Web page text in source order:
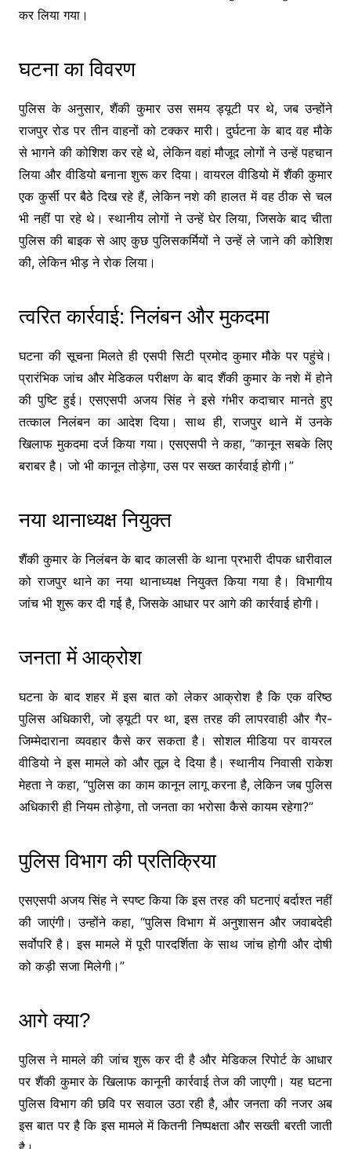
कर लिया गया।
घटना का विवरण
पुलिस के अनुसार, शैंकी कुमार उस समय ड्यूटी पर थे, जब उन्होंने
राजपुर रोड पर तीन वाहनों को टक्कर मारी। दुर्घटना के बाद वह मौके
से भागने की कोशिश कर रहे थे, लेकिन वहां मौजूद लोगों ने उन्हें पहचान
लिया और वीडियो बनाना शुरू कर दिया। वायरल वीडियो में शैंकी कुमार
एक कुर्सी पर बैठे दिख रहे हैं, लेकिन नशे की हालत में वह ठीक से चल
भी नहीं पा रहे थे। स्थानीय लोगों ने उन्हें घेर लिया, जिसके बाद चीता
पुलिस की बाइक से आए कुछ पुलिसकर्मियों ने उन्हें ले जाने की कोशिश
की, लेकिन भीड़ ने रोक लिया।
त्वरित कार्रवाई: निलंबन और मुकदमा
घटना की सूचना मिलते ही एसपी सिटी प्रमोद कुमार मौके पर पहुंचे।
प्रारंभिक जांच और मेडिकल परीक्षण के बाद शैंकी कुमार के नशे में होने
की पुष्टि हुई। एसएसपी अजय सिंह ने इसे गंभीर कदाचार मानते हुए
तत्काल निलंबन का आदेश दिया। साथ ही, राजपुर थाने में उनके
खिलाफ मुकदमा दर्ज किया गया। एसएसपी ने कहा, “कानून सबके लिए
बराबर है। जो भी कानून तोड़ेगा, उस पर सख्त कार्रवाई होगी।”
नया थानाध्यक्ष नियुक्त
शैंकी कुमार के निलंबन के बाद कालसी के थाना प्रभारी दीपक धारीवाल
को राजपुर थाने का नया थानाध्यक्ष नियुक्त किया गया है। विभागीय
जांच भी शुरू कर दी गई है, जिसके आधार पर आगे की कार्रवाई होगी।
जनता में आक्रोश
घटना के बाद शहर में इस बात को लेकर आक्रोश है कि एक वरिष्ठ
पुलिस अधिकारी, जो ड्यूटी पर था, इस तरह की लापरवाही और गैर-
जिम्मेदाराना व्यवहार कैसे कर सकता है। सोशल मीडिया पर वायरल
वीडियो ने इस मामले को और तूल दे दिया है। स्थानीय निवासी राकेश
मेहता ने कहा, “पुलिस का काम कानून लागू करना है, लेकिन जब पुलिस
अधिकारी ही नियम तोड़ेगा, तो जनता का भरोसा कैसे कायम रहेगा?”
पुलिस विभाग की प्रतिक्रिया
एसएसपी अजय सिंह ने स्पष्ट किया कि इस तरह की घटनाएं बर्दाश्त नहीं
की जाएंगी। उन्होंने कहा, “पुलिस विभाग में अनुशासन और जवाबदेही
सर्वोपरि है। इस मामले में पूरी पारदर्शिता के साथ जांच होगी और दोषी
को कड़ी सजा मिलेगी।”
आगे क्या?
पुलिस ने मामले की जांच शुरू कर दी है और मेडिकल रिपोर्ट के आधार
पर शैंकी कुमार के खिलाफ कानूनी कार्रवाई तेज की जाएगी। यह घटना
पुलिस विभाग की छवि पर सवाल उठा रही है, और जनता की नजर अब
इस बात पर है कि इस मामले में कितनी निष्पक्षता और सख्ती बरती जाती